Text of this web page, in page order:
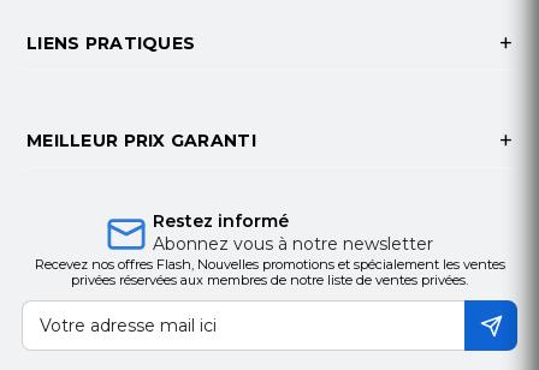
LIENS PRATIQUES
MEILLEUR PRIX GARANTI
Restez informé
Abonnez vous à notre newsletter
Recevez nos offres Flash, Nouvelles promotions et spécialement les ventes
privées réservées aux membres de notre liste de ventes privées.